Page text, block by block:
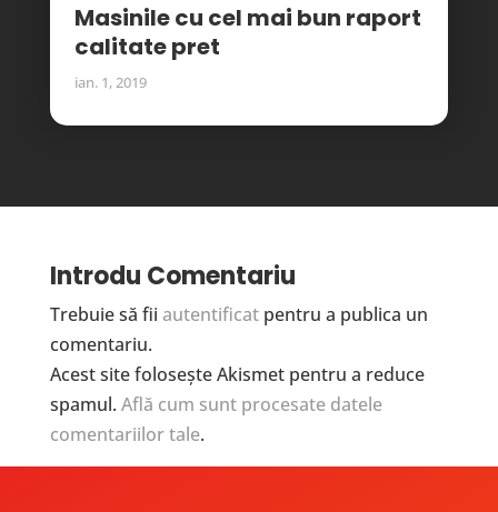
Masinile cu cel mai bun raport
calitate pret
ian. 1, 2019
Introdu Comentariu
Trebuie să fii autentificatpentru a publica un
comentariu.
Acest site folosește Akismet pentru a reduce
spamul. Află cum sunt procesate datele
comentariilor tale.